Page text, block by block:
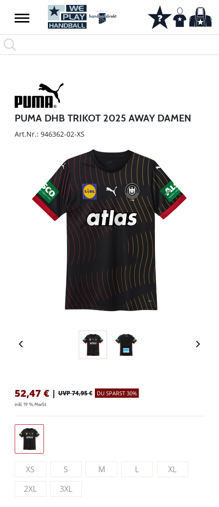
PUMA DHB TRIKOT 2025 AWAY DAMEN
Art.Nr.: 946362-02-XS
52,47 € | UVP 74,95 € DU SPARST 30%
inkl. 19 % MwSt.
XS S M L
XL
2XL
3XL